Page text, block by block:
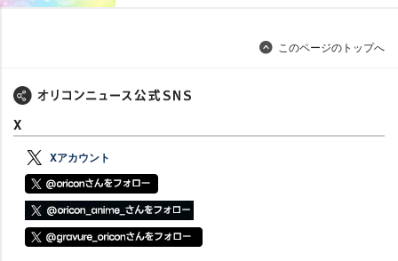
このページのトップへ
X
Xアカウント